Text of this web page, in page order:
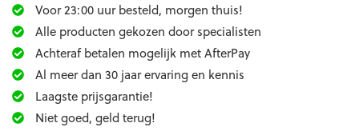
Voor 23:00 uur besteld, morgen thuis!
Alle producten gekozen door specialisten
Achteraf betalen mogelijk met AfterPay
Al meer dan 30 jaar ervaring en kennis
Laagste prijsgarantie!
Niet goed, geld terug!